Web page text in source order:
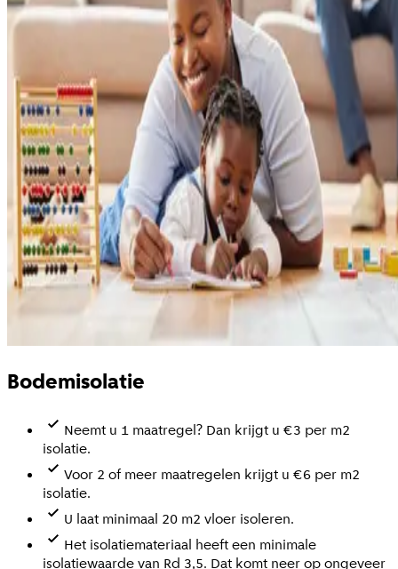
Bodemisolatie
Neemt u 1 maatregel? Dan krijgt u €3 per m2
isolatie.
Voor 2 of meer maatregelen krijgt u €6 per m2
isolatie.
U laat minimaal 20 m2 vloer isoleren.
Het isolatiemateriaal heeft een minimale
isolatiewaarde van Rd 3,5. Dat komt neer op ongeveer